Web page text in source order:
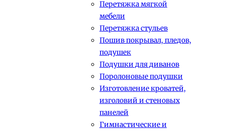
Перетяжка мягкой
мебели
Перетяжка стульев
Пошив покрывал, пледов,
подушек
Подушки для диванов
Поролоновые подушки
Изготовление кроватей,
изголовий и стеновых
панелей
Гимнастические и